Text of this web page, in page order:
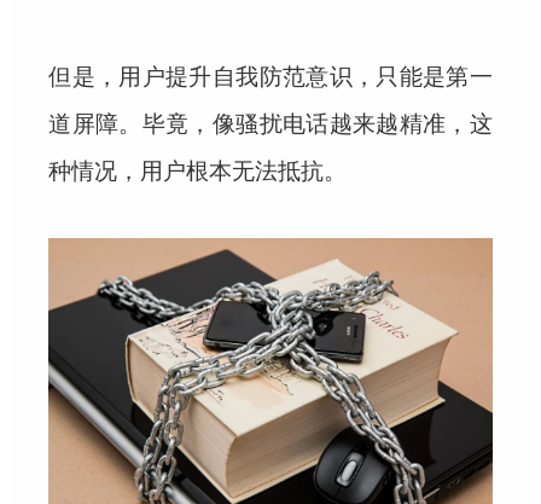
但是， 用户提升自我防范意识 ，只能是第一
道屏障。毕竟，像骚扰电话越来越精准，这
种情况，用户根本无法抵抗。